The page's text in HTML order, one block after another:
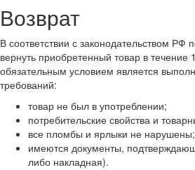
Возврат
В соответствии с законодательством РФ
вернуть приобретенный товар в течение
обязательным условием является
требований:
товар не был в употреблении;
потребительские свойства и
все пломбы и ярлыки не нарушены;
имеются документы,
либо накладная).